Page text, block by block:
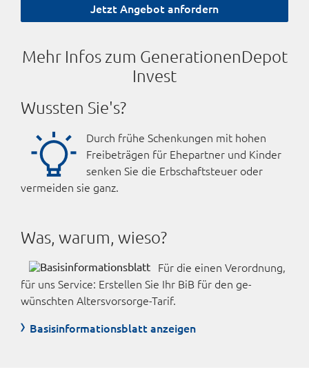
Jetzt Angebot anfordern
Mehr Infos zum GenerationenDepot
Invest
Wussten Sie's?
Durch frühe Schenkungen mit hohen
Freibeträgen für Ehepartner und Kinder
senken Sie die Erbschaftsteuer oder
vermeiden sie ganz.
Was, warum, wieso?
Für die einen Verordnung,
für uns Service: Erstellen Sie Ihr BiB für den ge­
wünschten Alters­vorsorge-Tarif.
Basisinformationsblatt anzeigen